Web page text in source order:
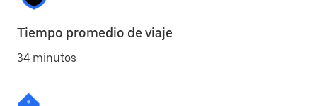
Tiempo promedio de viaje
34 minutos